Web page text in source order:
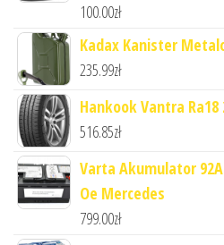
100.00zł
Kadax Kanister
235.99zł
Hankook Vantra Ra18
516.85zł
Varta Akumulator
Oe Mercedes
799.00zł